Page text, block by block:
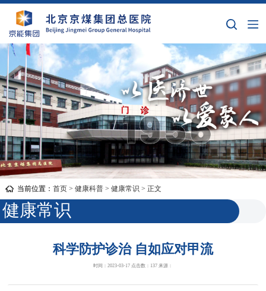
当前位置： 首页> 健康科普> 健康常识 > 正文
健康常识
科学防护诊治 自如应对甲流
时间：2023-03-17 点击数： 137 来源：